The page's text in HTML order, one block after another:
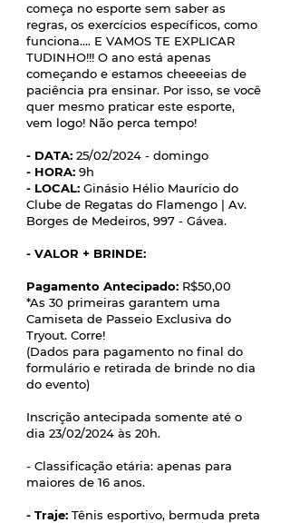
começa no esporte sem saber as
regras, os exercícios específicos, como
funciona.... E VAMOS TE EXPLICAR
TUDINHO!!! O ano está apenas
começando e estamos cheeeeias de
paciência pra ensinar. Por isso, se você
quer mesmo praticar este esporte,
vem logo! Não perca tempo!
- DATA: 25/02/2024 - domingo
- HORA: 9h
- LOCAL: Ginásio Hélio Maurício do
Clube de Regatas do Flamengo | Av.
Borges de Medeiros, 997 - Gávea.
- VALOR + BRINDE:
Pagamento Antecipado: R$50,00
*As 30 primeiras garantem uma
Camiseta de Passeio Exclusiva do
Tryout. Corre!
(Dados para pagamento no final do
formulário e retirada de brinde no dia
do evento)
Inscrição antecipada somente até o
dia 23/02/2024 às 20h.
- Classificação etária: apenas para
maiores de 16 anos.
- Traje: Tênis esportivo, bermuda preta